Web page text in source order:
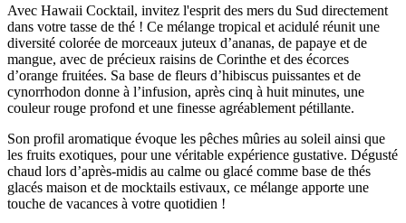
Avec Hawaii Cocktail, invitez l'esprit des mers du Sud directement
dans votre tasse de thé ! Ce mélange tropical et acidulé réunit une
diversité colorée de morceaux juteux d’ananas, de papaye et de
mangue, avec de précieux raisins de Corinthe et des écorces
d’orange fruitées. Sa base de fleurs d’hibiscus puissantes et de
cynorrhodon donne à l’infusion, après cinq à huit minutes, une
couleur rouge profond et une finesse agréablement pétillante.
Son profil aromatique évoque les pêches mûries au soleil ainsi que
les fruits exotiques, pour une véritable expérience gustative. Dégusté
chaud lors d’après-midis au calme ou glacé comme base de thés
glacés maison et de mocktails estivaux, ce mélange apporte une
touche de vacances à votre quotidien !